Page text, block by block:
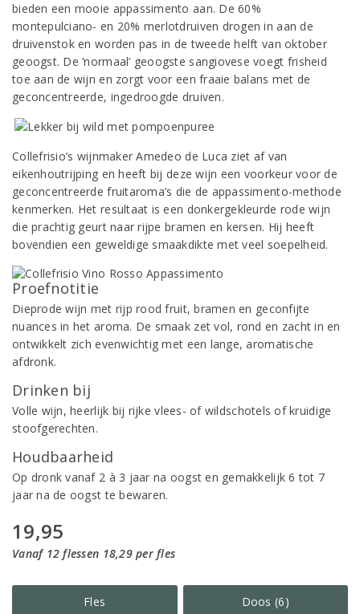
bieden een mooie appassimento aan. De 60%
montepulciano- en 20% merlotdruiven drogen in aan de
druivenstok en worden pas in de tweede helft van oktober
geoogst. De ‘normaal’ geoogste sangiovese voegt frisheid
toe aan de wijn en zorgt voor een fraaie balans met de
geconcentreerde, ingedroogde druiven.
Collefrisio’s wijnmaker Amedeo de Luca ziet af van
eikenhoutrijping en heeft bij deze wijn een voorkeur voor de
geconcentreerde fruitaroma’s die de appassimento-methode
kenmerken. Het resultaat is een donkergekleurde rode wijn
die prachtig geurt naar rijpe bramen en kersen. Hij heeft
bovendien een geweldige smaakdikte met veel soepelheid.
Proefnotitie
Dieprode wijn met rijp rood fruit, bramen en geconfijte
nuances in het aroma. De smaak zet vol, rond en zacht in en
ontwikkelt zich evenwichtig met een lange, aromatische
afdronk.
Drinken bij
Volle wijn, heerlijk bij rijke vlees- of wildschotels of kruidige
stoofgerechten.
Houdbaarheid
Op dronk vanaf 2 à 3 jaar na oogst en gemakkelijk 6 tot 7
jaar na de oogst te bewaren.
19,95
Vanaf 12 flessen 18,29 per fles
Fles Doos (6)